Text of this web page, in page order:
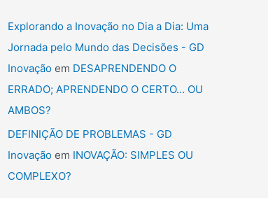
Explorando a Inovação no Dia a Dia: Uma
Jornada pelo Mundo das Decisões - GD
Inovação em DESAPRENDENDO O
ERRADO; APRENDENDO O CERTO… OU
AMBOS?
DEFINIÇÃO DE PROBLEMAS - GD
Inovação em INOVAÇÃO: SIMPLES OU
COMPLEXO?